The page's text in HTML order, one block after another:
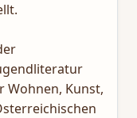
Wohnen, Kunst,